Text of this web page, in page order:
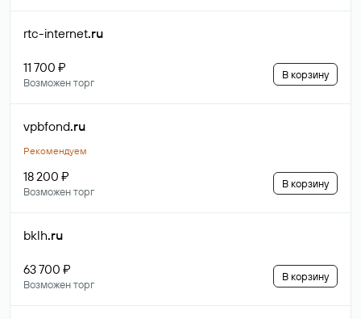
rtc-internet.ru
11 700 ₽
Возможен торг
В корзину
vpbfond.ru
Рекомендуем
18 200 ₽
Возможен торг
В корзину
bklh.ru
63 700 ₽
Возможен торг
В корзину